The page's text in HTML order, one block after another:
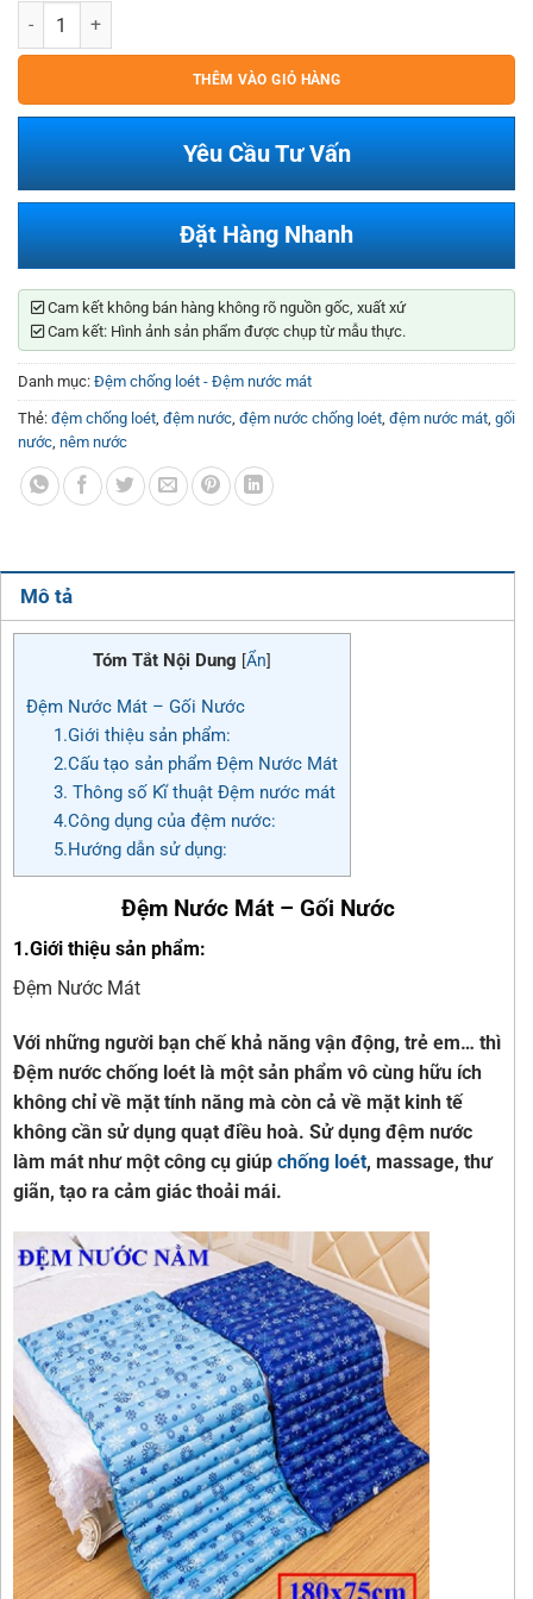
Đệm Nước Mát số lượng
THÊM VÀO GIỎ HÀNG
Yêu Cầu Tư Vấn
Đặt Hàng Nhanh
Cam kết không bán hàng không rõ nguồn gốc, xuất xứ
Cam kết: Hình ảnh sản phẩm được chụp từ mẫu thực.
Danh mục: Đệm chống loét - Đệm nước mát
Thẻ: đệm chống loét, đệm nước, đệm nước chống loét, đệm nước mát, gối
nước, nêm nước
Mô tả
Tóm Tắt Nội Dung [Ẩn]
Đệm Nước Mát – Gối Nước
1.Giới thiệu sản phẩm:
2.Cấu tạo sản phẩm Đệm Nước Mát
3. Thông số Kĩ thuật Đệm nước mát
4.Công dụng của đệm nước:
5.Hướng dẫn sử dụng:
Đệm Nước Mát – Gối Nước
1.Giới thiệu sản phẩm:
Đệm Nước Mát
Với những người bạn chế khả năng vận động, trẻ em… thì
Đệm nước chống loét là một sản phẩm vô cùng hữu ích
không chỉ về mặt tính năng mà còn cả về mặt kinh tế
không cần sử dụng quạt điều hoà. Sử dụng đệm nước
làm mát như một công cụ giúp chống loét, massage, thư
giãn, tạo ra cảm giác thoải mái.